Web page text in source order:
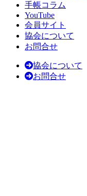
手帳コラム
YouTube
会員サイト
協会について
お問合せ
協会について
お問合せ